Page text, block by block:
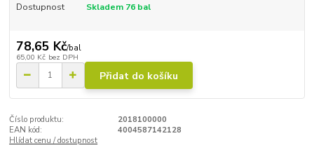
Dostupnost Skladem 76 bal
78,65 Kč/bal
65,00 Kč bez DPH
Přidat do košíku
Číslo produktu:
2018100000
EAN kód:
4004587142128
Hlídat cenu / dostupnost